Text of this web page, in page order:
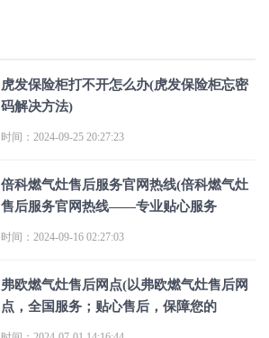
虎发保险柜打不开怎么办(虎发保险柜忘密
码解决方法)
时间：2024-09-25 20:27:23
倍科燃气灶售后服务官网热线(倍科燃气灶
售后服务官网热线——专业贴心服务
时间：2024-09-16 02:27:03
弗欧燃气灶售后网点(以弗欧燃气灶售后网
点，全国服务；贴心售后，保障您的